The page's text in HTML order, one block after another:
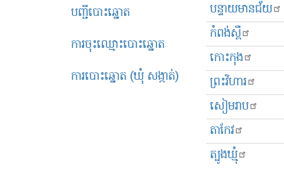
បញ្ជីបោះឆ្នោត
ការចុះឈ្មោះបោះឆ្នោត
ការបោះឆ្នោត (ឃុំ សង្កាត់)
បន្ទាយមានជ័យ
កំពង់ស្ពឺ
កោះកុង
ព្រះ​វិហារ
សៀមរាប
តាកែវ
ត្បូងឃ្មុំ